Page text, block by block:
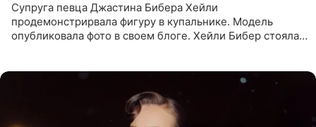
Супруга певца Джастина Бибера Хейли
продемонстрирвала фигуру в купальнике. Модель
опубликовала фото в своем блоге. Хейли Бибер стояла